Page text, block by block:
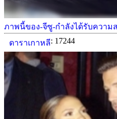
ภาพนี้ของ-จีซู-กำลังได้รับความ
ดาราเกาหลี: 17244